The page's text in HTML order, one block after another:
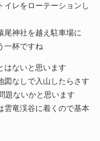
レをローテーションし
尾神社を越え駐車場に
一杯ですね
はないと思います
図なしで入山したらさす
題ないかと思います
雲竜渓谷に着くので基本